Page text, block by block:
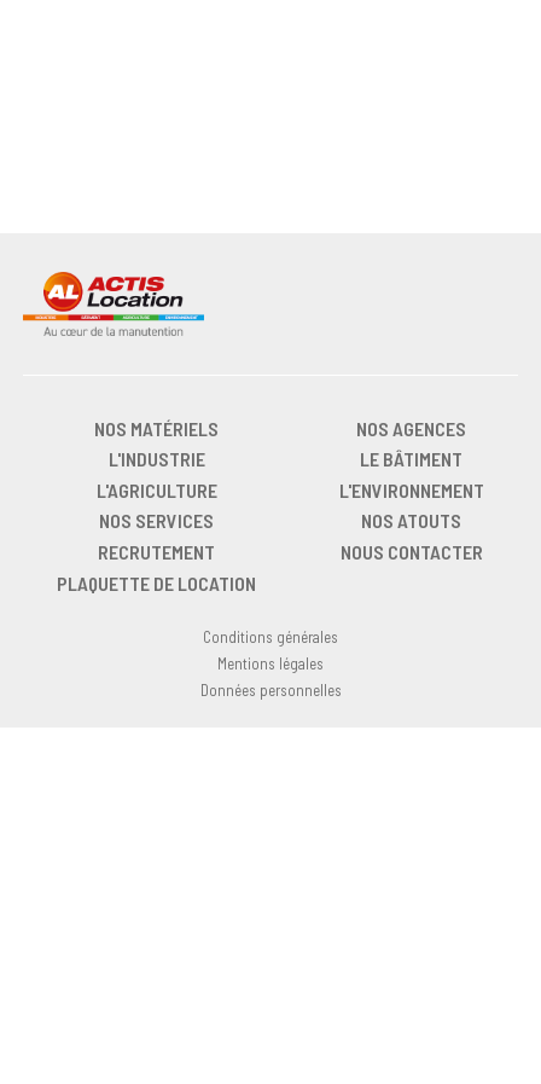
NOS MATÉRIELS
NOS AGENCES
L'INDUSTRIE
LE BÂTIMENT
L'AGRICULTURE
L'ENVIRONNEMENT
NOS SERVICES
NOS ATOUTS
RECRUTEMENT
NOUS CONTACTER
PLAQUETTE DE LOCATION
Conditions générales
Mentions légales
Données personnelles